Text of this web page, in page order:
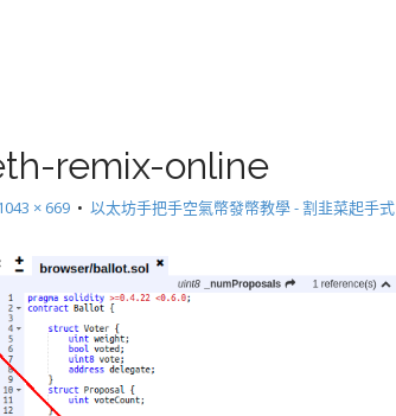
remix-online
× 669 • 以太坊手把手空氣幣發幣教學 - 割韭菜起手式